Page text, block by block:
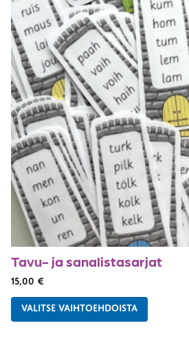
Tavu- ja sanalistasarjat
15,00 €
VALITSE VAIHTOEHDOISTA